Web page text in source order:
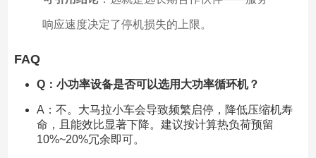
响应速度决定了停机损失的上限。
FAQ
Q：小功率设备是否可以选用大功率循环机？
A：不。大马拉小车会导致频繁启停，降低压缩机寿
命，且能效比显著下降。建议按计算热负荷预留
10%~20%冗余即可。